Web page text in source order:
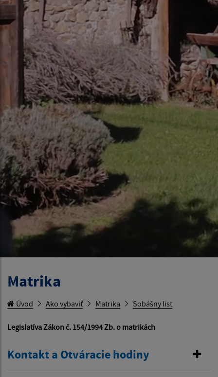
Matrika
Úvod Ako vybaviť Matrika Sobášny list
Legislatíva Zákon č. 154/1994 Zb. o matrikách
Kontakt a Otváracie hodiny